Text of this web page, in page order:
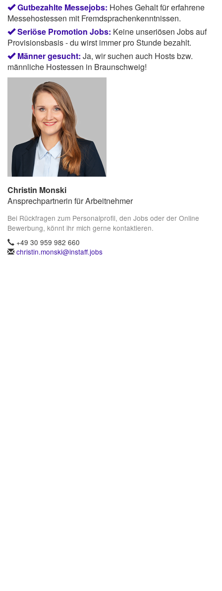
Gutbezahlte Messejobs: Hohes Gehalt für erfahrene
Messehostessen mit Fremdsprachenkenntnissen.
Seriöse Promotion Jobs: Keine unseriösen Jobs auf
Provisionsbasis - du wirst immer pro Stunde bezahlt.
Männer gesucht: Ja, wir suchen auch Hosts bzw.
männliche Hostessen in Braunschweig!
Christin Monski
Ansprechpartnerin für Arbeitnehmer
Bei Rückfragen zum Personalprofil, den Jobs oder der Online
Bewerbung, könnt ihr mich gerne kontaktieren.
+49 30 959 982 660
christin.monski@instaff.jobs